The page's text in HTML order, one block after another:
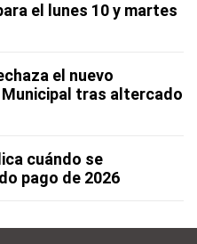
el lunes 10 y martes
el nuevo
tras altercado
cuándo se
pago de 2026